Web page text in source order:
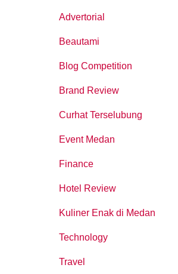
Advertorial
Beautami
Blog Competition
Brand Review
Curhat Terselubung
Event Medan
Finance
Hotel Review
Kuliner Enak di Medan
Technology
Travel